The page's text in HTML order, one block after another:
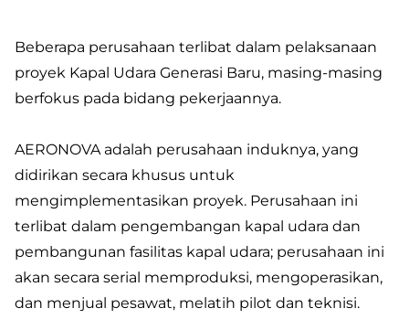
Beberapa perusahaan terlibat dalam pelaksanaan
proyek Kapal Udara Generasi Baru, masing-masing
berfokus pada bidang pekerjaannya.
AERONOVA adalah perusahaan induknya, yang
didirikan secara khusus untuk
mengimplementasikan proyek. Perusahaan ini
terlibat dalam pengembangan kapal udara dan
pembangunan fasilitas kapal udara; perusahaan ini
akan secara serial memproduksi, mengoperasikan,
dan menjual pesawat, melatih pilot dan teknisi.